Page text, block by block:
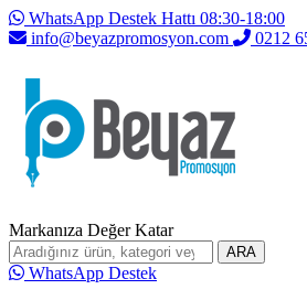
WhatsApp Destek Hattı 08:30-18:00
info@beyazpromosyon.com
0212
Markanıza Değer Katar
ARA
WhatsApp Destek